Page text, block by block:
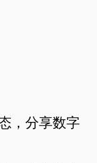
，分享数字